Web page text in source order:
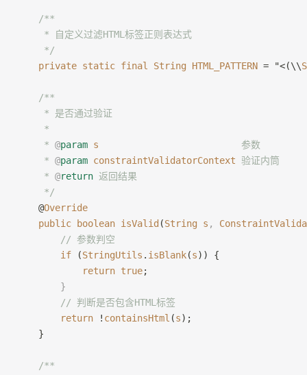
    /**
     * 自定义过滤HTML标签正则表达式
     */
    private
static final String HTML_PATTERN = "<(\\S
    /**
     * 是否通过验证
     *
     *
@param s
                          参数
     *
@param constraintValidatorContext 验证内筒
     *
@return 返回结果
     */
    @
Override
    public
boolean isValid (String s ,
        // 参数判空
        if
(StringUtils . isBlank(s)) {
            return
true;
        }
        // 判断是否包含HTML标签
        return
! containsHtml (s);
    }
    /**